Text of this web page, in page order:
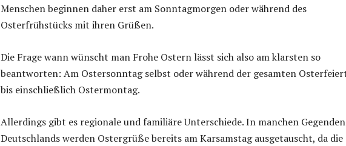
Menschen beginnen daher erst am Sonntagmorgen oder während des
Osterfrühstücks mit ihren Grüßen.
Die Frage wann wünscht man Frohe Ostern lässt sich also am klarsten so
beantworten: Am Ostersonntag selbst oder während der gesamten
bis einschließlich Ostermontag.
Allerdings gibt es regionale und familiäre Unterschiede. In manchen Gegenden
Deutschlands werden Ostergrüße bereits am Karsamstag ausgetauscht, da die